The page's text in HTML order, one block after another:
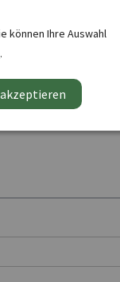
Profi-Rasen
können Ihre Auswahl
.